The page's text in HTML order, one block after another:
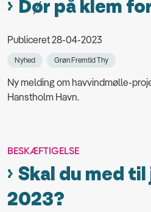
Dør på klem
Publiceret 28-04-2023
Nyhed Grøn Fremtid Thy
Ny melding om havvindmølle-
Hanstholm Havn.
BESKÆFTIGELSE
Skal du med
2023?